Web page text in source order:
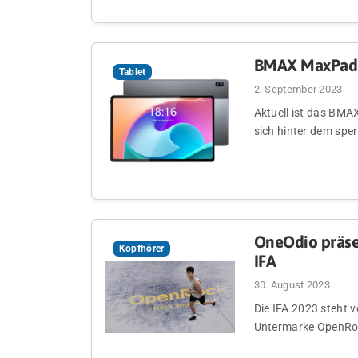
Tablet BMAX
2. September 2023
Aktuell ist das
sich hinter dem
Kopfhörer
OneOdio
IFA
30. August 2023
Die IFA 2023 steht
Untermarke